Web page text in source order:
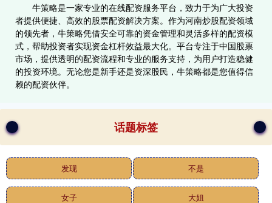
牛策略是一家专业的在线配资服务平台，致力于为广大投资
者提供便捷、高效的股票配资解决方案。作为河南炒股配资领域
的领先者，牛策略凭借安全可靠的资金管理和灵活多样的配资模
式，帮助投资者实现资金杠杆效益最大化。平台专注于中国股票
市场，提供透明的配资流程和专业的服务支持，为用户打造稳健
的投资环境。无论您是新手还是资深股民，牛策略都是您值得信
赖的配资伙伴。
话题标签
发现 不是
女子 大姐